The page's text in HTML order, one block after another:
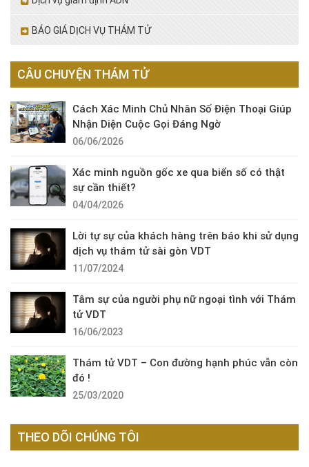
BÁO GIÁ DỊCH VỤ THÁM TỬ
CÂU CHUYỆN THÁM TỬ
Cách Xác Minh Chủ Nhân Số Điện Thoại Giúp
Nhận Diện Cuộc Gọi Đáng Ngờ
06/06/2026
Xác minh nguồn gốc xe qua biển số có thật
sự cần thiết?
04/04/2026
Lời tự sự của khách hàng trên báo khi sử dụng
dịch vụ thám tử sài gòn VDT
11/07/2024
Tâm sự của người phụ nữ ngoại tình với Thám
tử VDT
16/06/2023
Thám tử VDT – Con đường hạnh phúc vẫn còn
đó !
25/03/2020
THEO DÕI CHÚNG TÔI